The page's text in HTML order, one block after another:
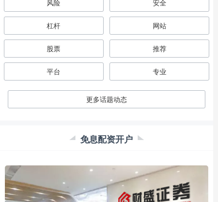
风险 安全
杠杆 网站
股票 推荐
平台 专业
更多话题动态
免息配资开户